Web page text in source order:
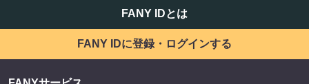
FANY IDとは
FANY IDに登録・ログインする